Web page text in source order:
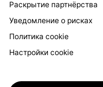
Раскрытие партнёрства
Уведомление о рисках
Политика cookie
Настройки cookie